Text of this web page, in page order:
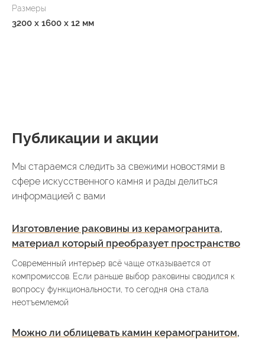
Размеры
3200 x 1600 x 12 мм
Публикации и акции
Мы стараемся следить за свежими новостями в
сфере искусственного камня и рады делиться
информацией с вами
Изготовление раковины из керамогранита,
материал который преобразует пространство
Современный интерьер всё чаще отказывается от
компромиссов. Если раньше выбор раковины сводился к
вопросу функциональности, то сегодня она стала
неотъемлемой
Можно ли облицевать камин керамогранитом,